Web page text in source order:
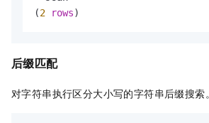
(2 rows)
后缀匹配
对字符串执行区分大小写的字符串后缀搜索。